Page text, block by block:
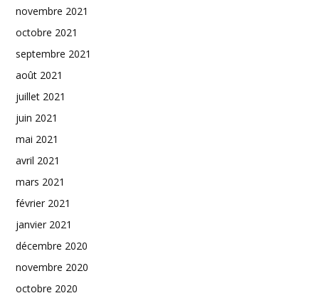
novembre 2021
octobre 2021
septembre 2021
août 2021
juillet 2021
juin 2021
mai 2021
avril 2021
mars 2021
février 2021
janvier 2021
décembre 2020
novembre 2020
octobre 2020